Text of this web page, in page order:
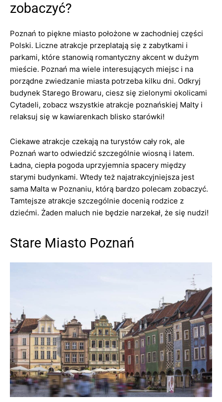
zobaczyć?
Poznań to piękne miasto położone w zachodniej części
Polski. Liczne atrakcje przeplatają się z zabytkami i
parkami, które stanowią romantyczny akcent w dużym
mieście. Poznań ma wiele interesujących miejsc i na
porządne zwiedzanie miasta potrzeba kilku dni. Odkryj
budynek Starego Browaru, ciesz się zielonymi okolicami
Cytadeli, zobacz wszystkie atrakcje poznańskiej Malty i
relaksuj się w kawiarenkach blisko starówki!
Ciekawe atrakcje czekają na turystów cały rok, ale
Poznań warto odwiedzić szczególnie wiosną i latem.
Ładna, ciepła pogoda uprzyjemnia spacery między
starymi budynkami. Wtedy też najatrakcyjniejsza jest
sama Malta w Poznaniu, którą bardzo polecam zobaczyć.
Tamtejsze atrakcje szczególnie docenią rodzice z
dziećmi. Żaden maluch nie będzie narzekał, że się nudzi!
Stare Miasto Poznań